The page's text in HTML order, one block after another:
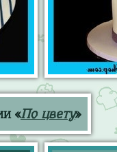
«По цвету»